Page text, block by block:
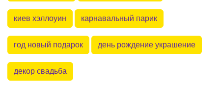
киев хэллоуин карнавальный парик
год новый подарок день рождение украшение
декор свадьба